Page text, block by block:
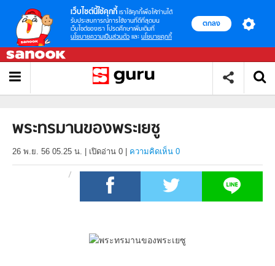
เว็บไซต์นี้ใช้คุกกี้ เราใช้คุกกี้เพื่อให้ท่านได้
รับประสบการณ์การใช้งานที่ดีที่สุดบน
เว็บไซต์ของเรา โปรดศึกษาเพิ่มเติมที่
นโยบายความเป็นส่วนตัว และ นโยบายคุกกี้
ตกลง
พระทรมานของพระเยซู
26 พ.ย. 56 05.25 น. เปิดอ่าน 0 ความคิดเห็น 0